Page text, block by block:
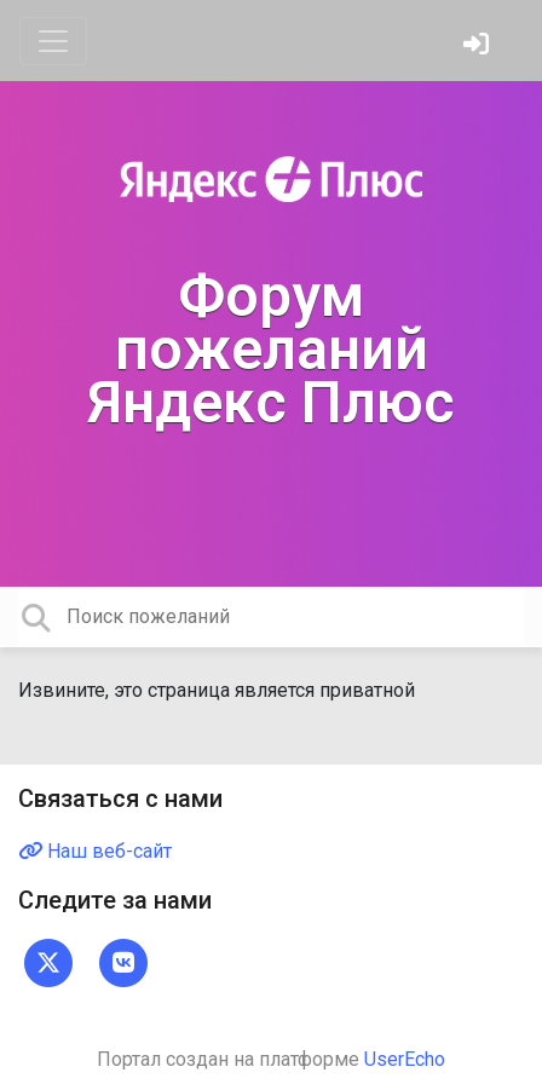
Форум
пожеланий
Яндекс Плюс
Извините, это страница является приватной
Связаться с нами
Наш веб-сайт
Следите за нами
Портал создан на платформе UserEcho